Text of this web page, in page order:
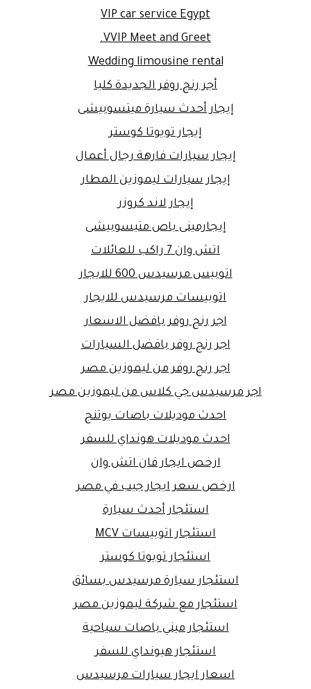
VIP car service Egypt
VVIP Meet and Greet.
Wedding limousine rental
أجر رنج روفر الجديدة كليا
إيجار أحدث سيارة ميتسوبيشى
إيجار تويوتا كوستر
إيجار سيارات فارهة رجال أعمال
إيجار سيارات ليموزين المطار
إيجار لاند كروزر
إيجارمينى باص متيسوبيشى
اتش وان 7 راكب للعائلات
اتوبيس مرسيدس 600 للايجار
اتوبيسات مرسيدس للايجار
اجر رنج روفر بافضل الاسعار
اجر رنج روفر بافضل السيارات
اجر رنج روفر من ليموزين مصر
اجر مرسيدس جي كلاس من ليموزين مصر
احدث موديلات باصات يوتنج
احدث موديلات هونداي للسفر
ارخص ايجار فان اتش وان
ارخص سعر ايجار جيب في مصر
استئجار أحدث سيارة
استئجار اتوبيسات MCV
استئجار تويوتا كوستر
استئجار سيارة مرسيدس بسائق
استئجار مع شركة ليموزين مصر
استئجار ميني باصات سياحية
استئجار هيونداي للسفر
اسعار ايجار سيارات مرسيدس